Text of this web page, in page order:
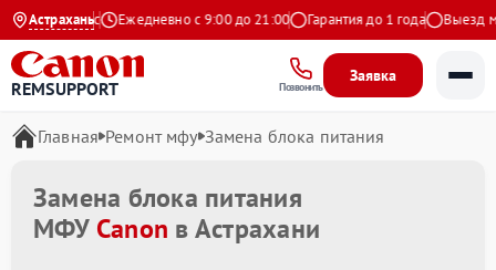
Астрахань
на Яндекс Ежедневно с 9:00 до 21:00 Гарантия до 1 года Выезд
REMSUPPORT Позвонить
Заявка
Главная Ремонт мфу Замена блока питания
Замена блока питания
МФУ Canon в Астрахани